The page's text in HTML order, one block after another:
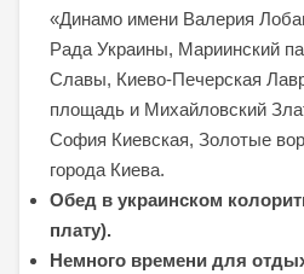
«Динамо имени Валерия
Рада Украины, Мариинский
Славы, Киево-Печерская
площадь и Михайловский
София Киевская, Золотые
города Киева.
Обед в украинском
плату).
Немного времени для